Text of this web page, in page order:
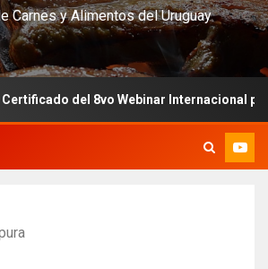
Carnes y Alimentos del Uruguay
del 8vo Webinar Internacional por